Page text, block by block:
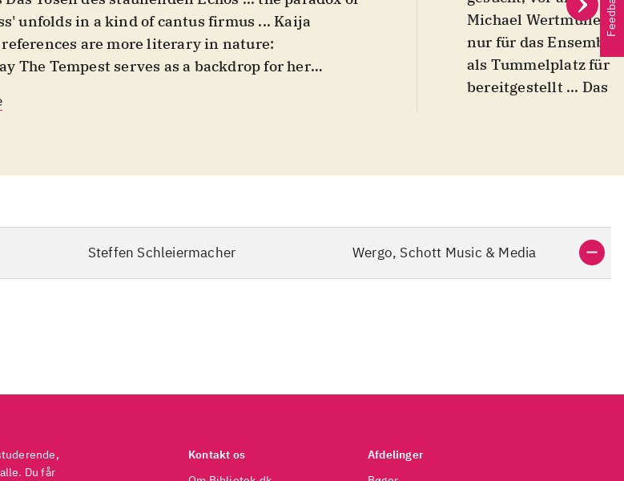
unfolds in a kind of cantus firmus ... Kaija
are more literary in nature:
The Tempest serves as a backdrop for her
takes place in the formal structure of the
Musikfabrik's percussionist, Dirk
face the headwind of the full ensemble".
Michael Wertmüller
nur für das
als Tummelplatz für
bereitgestellt ... Das
Steffen Schleiermacher Wergo, Schott Music & Media
Feedback
Du får
Kontakt os
Afdelinger